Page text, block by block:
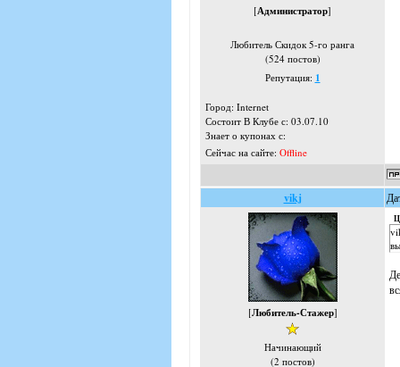
[Администратор]
Любитель Скидок 5-го ранга
(524 постов)
Репутация: 1
Город: Internet
Состоит В Клубе с: 03.07.10
Знает о купонах с:
Сейчас на сайте: Offline
vikj
[Любитель-Стажер]
Начинающий
(2 постов)